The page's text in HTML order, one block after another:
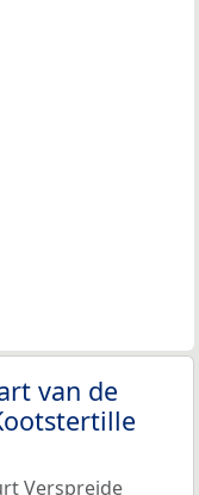
van de
Verspreide